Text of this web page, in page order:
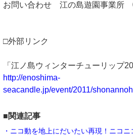
お問い合わせ 江の島遊園事業所
□外部リンク
「江ノ島ウィンターチューリップ
http://enoshima-
seacandle.jp/event/2011/
■関連記事
・ニコ動を地上にだいたい再現！ニコ